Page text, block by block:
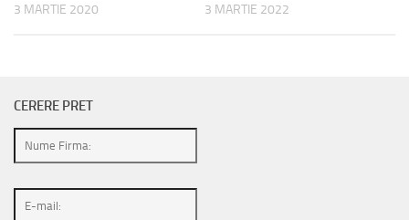
3 MARTIE 2020 3 MARTIE 2022
CERERE PRET